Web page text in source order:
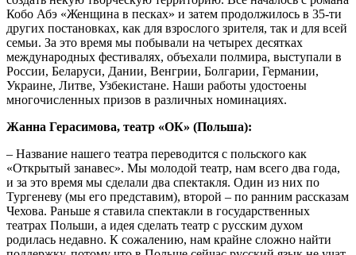
Кобо Абэ «Женщина в песках» и затем продолжилось в 35-ти
других постановках, как для взрослого зрителя, так и для всей
семьи. За это время мы побывали на четырех десятках
международных фестивалях, объехали полмира, выступали в
России, Беларуси, Дании, Венгрии, Болгарии, Германии,
Украине, Литве, Узбекистане. Наши работы удостоены
многочисленных призов в различных номинациях.
Жанна Герасимова, театр «ОК» (Польша):
– Название нашего театра переводится с польского как
«Открытый занавес». Мы молодой театр, нам всего два года,
и за это время мы сделали два спектакля. Один из них по
Тургеневу (мы его представим), второй – по ранним рассказам
Чехова. Раньше я ставила спектакли в государственных
театрах Польши, а идея сделать театр с русским духом
родилась недавно. К сожалению, нам крайне сложно найти